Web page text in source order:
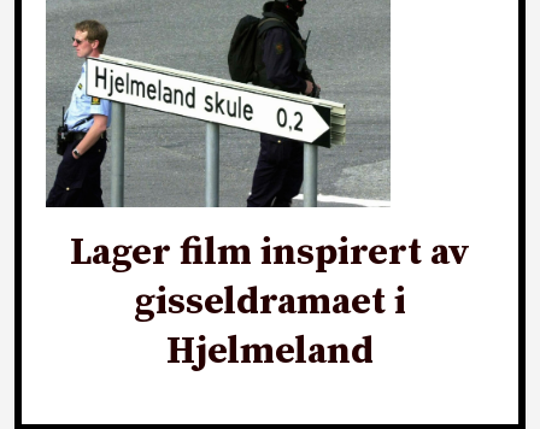
Lager film inspirert av
gisseldramaet i
Hjelmeland